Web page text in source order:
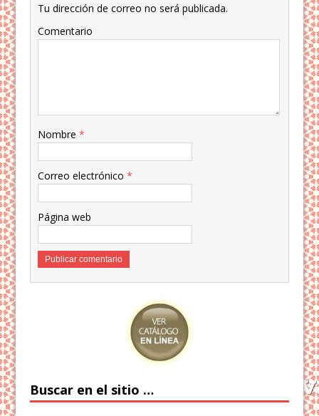
Tu dirección de correo no será publicada.
Comentario
Nombre*
Correo electrónico*
Página web
Buscar en el sitio …